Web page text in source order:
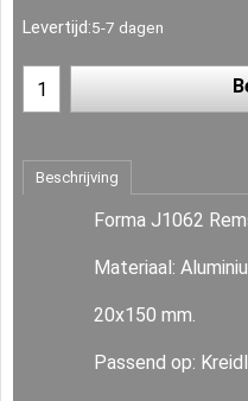
Levertijd:5-7 dagen
Beschrijving
Forma J1062
Materiaal:
20x150 mm.
Passend op: